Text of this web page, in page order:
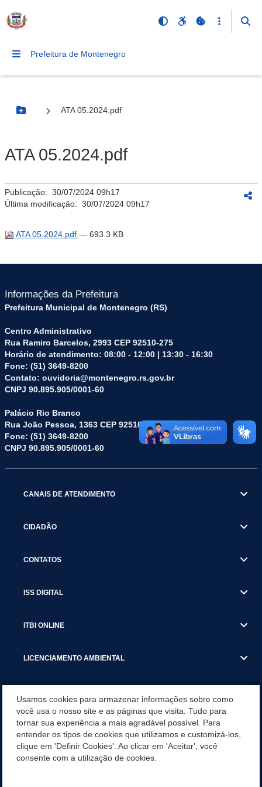
Prefeitura de Montenegro
Botão Menu
ATA 05.2024.pdf
ATA 05.2024.pdf
Publicação: 30/07/2024 09h17
Última modificação: 30/07/2024 09h17
ATA 05.2024.pdf — 693.3 KB
Informações da Prefeitura
Prefeitura Municipal de Montenegro (RS)
Centro Administrativo
Rua Ramiro Barcelos, 2993 CEP 92510-275
Horário de atendimento: 08:00 - 12:00 | 13:30 - 16:30
Fone: (51) 3649-8200
Contato: ouvidoria@montenegro.rs.gov.br
CNPJ 90.895.905/0001-60
Palácio Rio Branco
Rua João Pessoa, 1363 CEP 92510-045
Fone: (51) 3649-8200
CNPJ 90.895.905/0001-60
CANAIS DE ATENDIMENTO
CIDADÃO
CONTATOS
ISS DIGITAL
ITBI ONLINE
LICENCIAMENTO AMBIENTAL
SERVIÇOS
SERVIÇOS DO DEPARTAMENTO DE RECEITA MUNICIPAL
Usamos cookies para armazenar informações sobre como
você usa o nosso site e as páginas que visita. Tudo para
tornar sua experiência a mais agradável possível. Para
entender os tipos de cookies que utilizamos e customizá-los,
clique em 'Definir Cookies'. Ao clicar em 'Aceitar', você
consente com a utilização de cookies.